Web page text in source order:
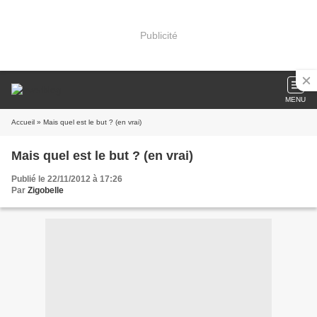
Publicité
MENU
Accueil » Mais quel est le but ? (en vrai)
Mais quel est le but ? (en vrai)
Publié le 22/11/2012 à 17:26
Par Zigobelle